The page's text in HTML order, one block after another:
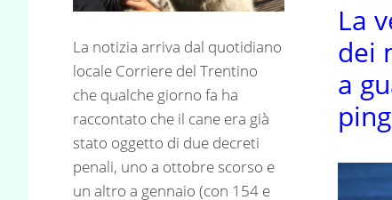
La notizia arriva dal quotidiano
locale Corriere del Trentino
che qualche giorno fa ha
raccontato che il cane era già
stato oggetto di due decreti
penali, uno a ottobre scorso e
un altro a gennaio (con 154 e
La
dei
a